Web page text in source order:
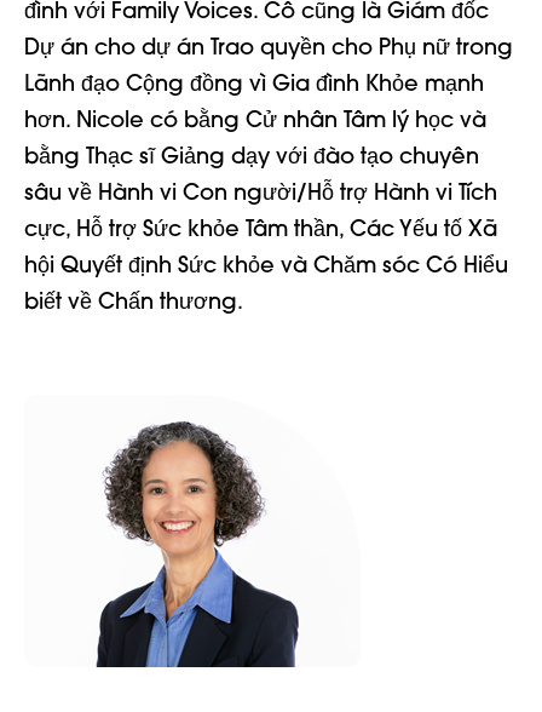
đình với Family Voices. Cô cũng là Giám đốc
Dự án cho dự án Trao quyền cho Phụ nữ trong
Lãnh đạo Cộng đồng vì Gia đình Khỏe mạnh
hơn. Nicole có bằng Cử nhân Tâm lý học và
bằng Thạc sĩ Giảng dạy với đào tạo chuyên
sâu về Hành vi Con người/Hỗ trợ Hành vi Tích
cực, Hỗ trợ Sức khỏe Tâm thần, Các Yếu tố Xã
hội Quyết định Sức khỏe và Chăm sóc Có Hiểu
biết về Chấn thương.